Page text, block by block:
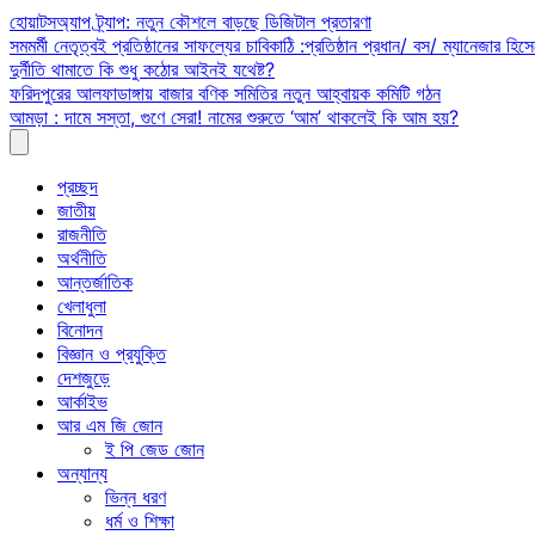
Skip
to
content
হোয়াটসঅ্যাপ ট্র্যাপ: নতুন কৌশলে বাড়ছে ডিজিটাল প্রতারণা
সমমর্মী নেতৃত্বই প্রতিষ্ঠানের সাফল্যের চাবিকাঠি :প্রতিষ্ঠান প্রধান/ বস/ ম্যানেজার
দুর্নীতি থামাতে কি শুধু কঠোর আইনই যথেষ্ট?
ফরিদপুরের আলফাডাঙ্গায় বাজার বণিক সমিতির নতুন আহ্বায়ক কমিটি গঠন
আমড়া : দামে সস্তা, গুণে সেরা! নামের শুরুতে ‘আম’ থাকলেই কি আম হয়?
প্রচ্ছদ
জাতীয়
রাজনীতি
অর্থনীতি
আন্তর্জাতিক
খেলাধুলা
বিনোদন
বিজ্ঞান ও প্রযুক্তি
দেশজুড়ে
আর্কাইভ
আর এম জি জোন
ই পি জেড জোন
অন্যান্য
ভিন্ন ধরণ
ধর্ম ও শিক্ষা